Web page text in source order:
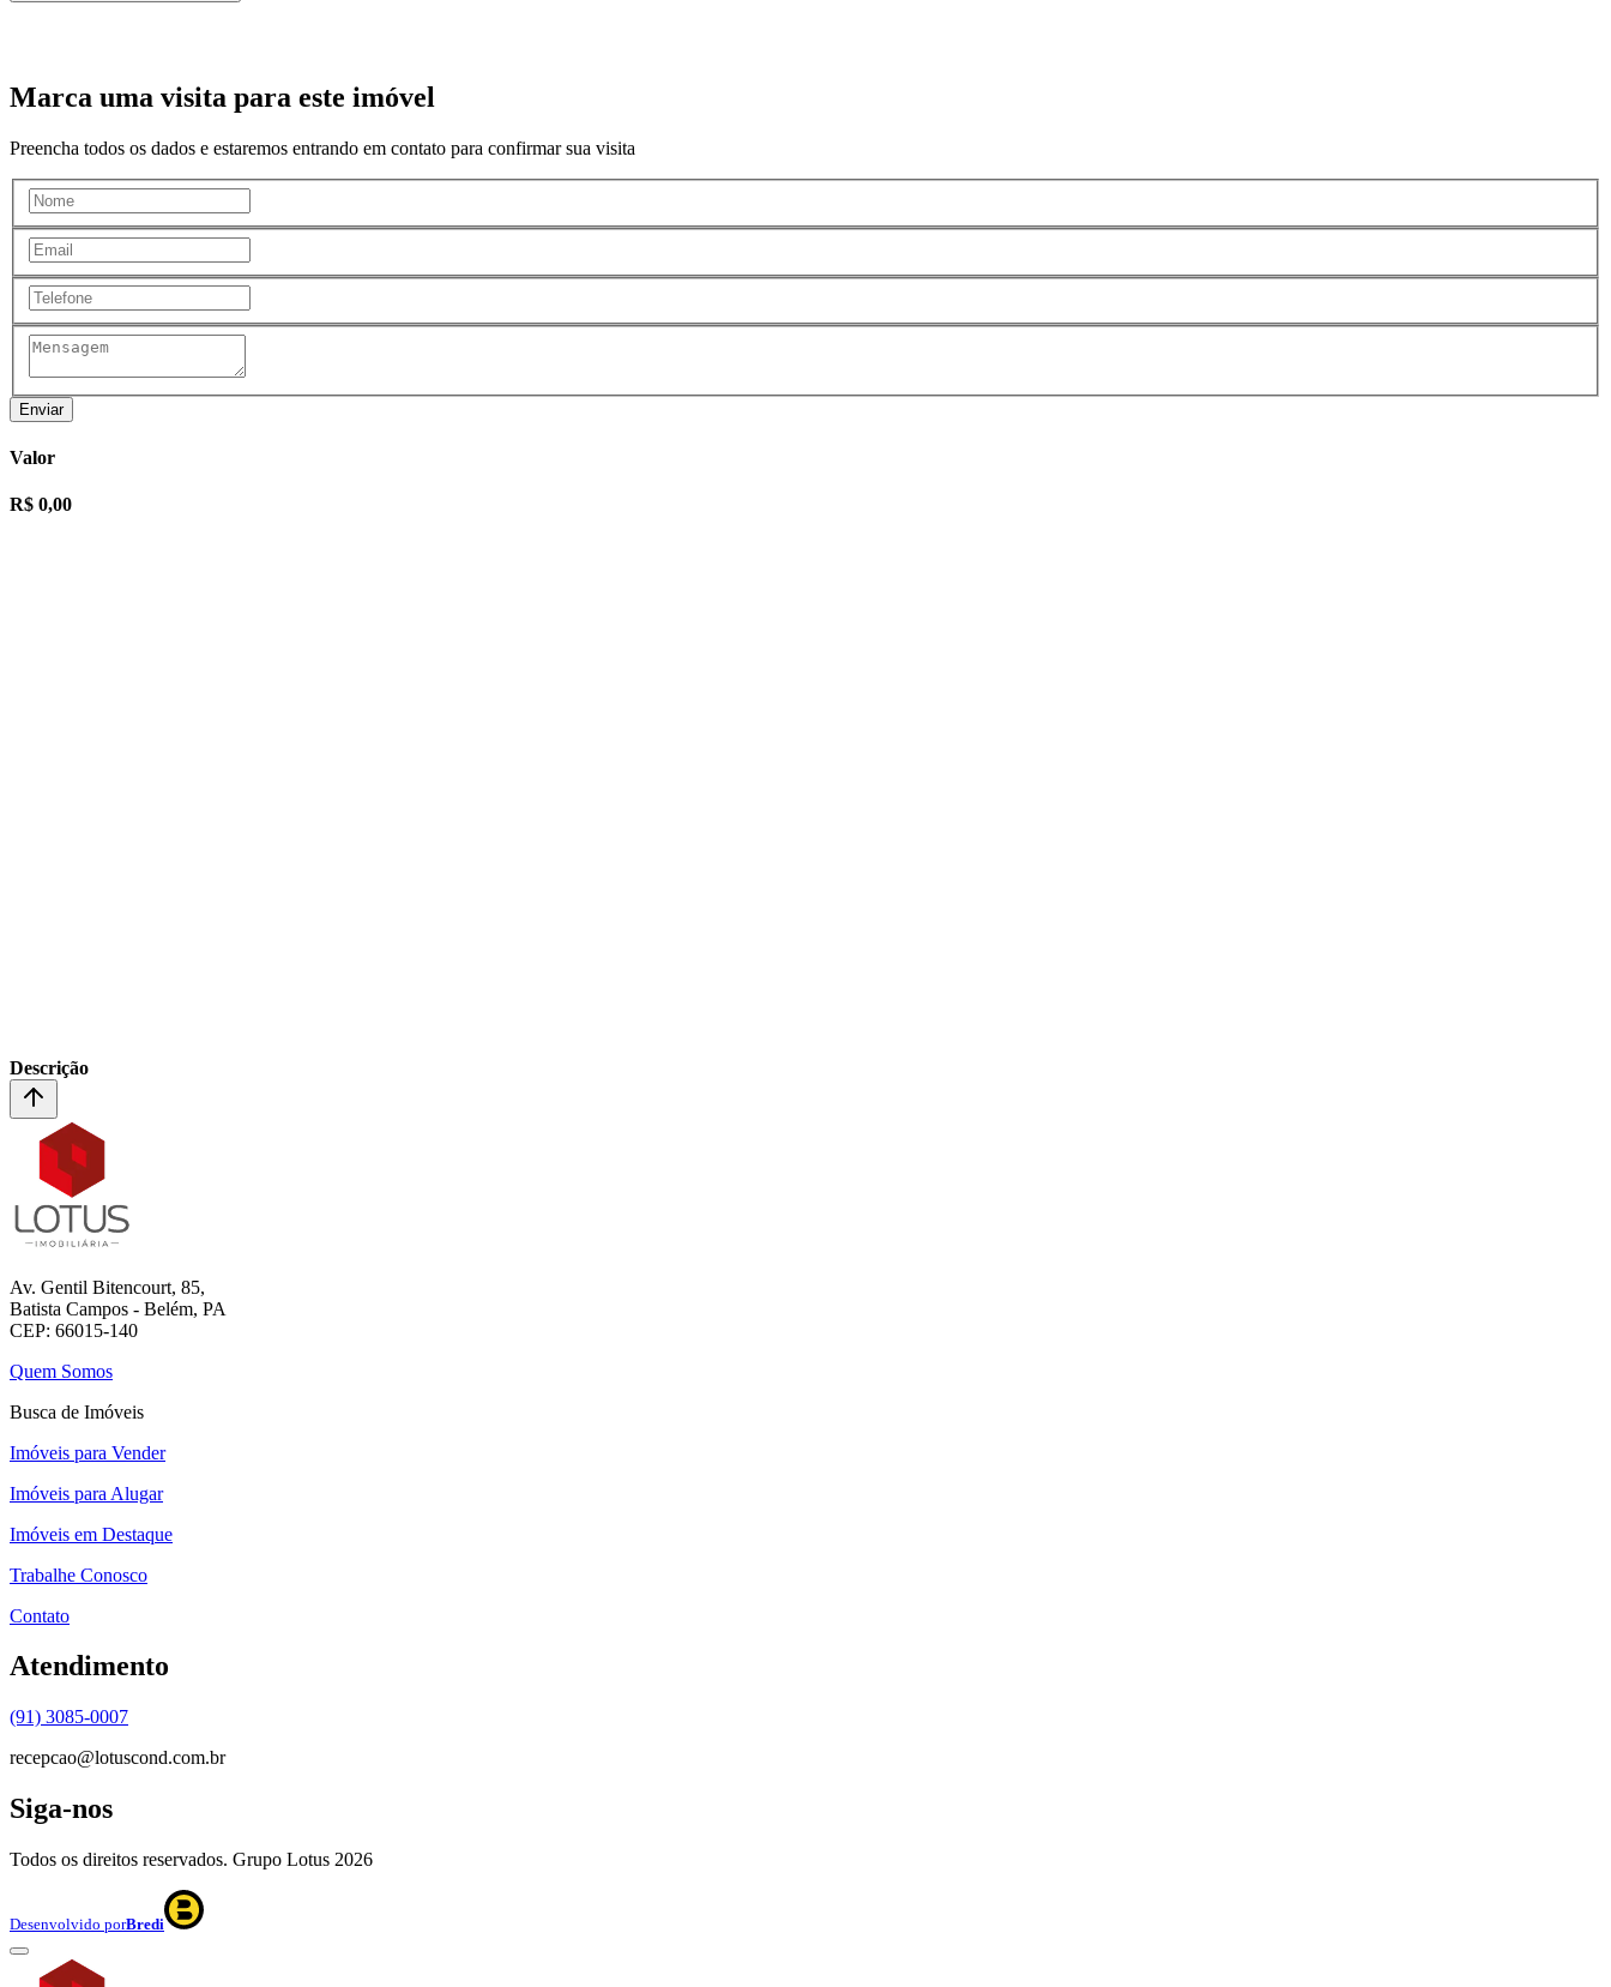
Marca uma visita para este imóvel
Preencha todos os dados e estaremos entrando em contato para confirmar sua visita
Enviar
Valor
R$ 0,00
Descrição
Av. Gentil Bitencourt, 85,
Batista Campos - Belém, PA
CEP: 66015-140
Quem Somos
Busca de Imóveis
Imóveis para Vender
Imóveis para Alugar
Imóveis em Destaque
Trabalhe Conosco
Contato
Atendimento
(91) 3085-0007
recepcao@lotuscond.com.br
Siga-nos
Todos os direitos reservados. Grupo Lotus 2026
Desenvolvido porBredi